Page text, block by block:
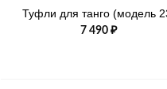
Туфли для танго (модель
7 490₽